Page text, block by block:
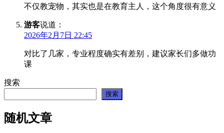
不仅教宠物，其实也是在教育主人，这个角度很有意义
游客说道：
2026年2月7日 22:45
对比了几家，专业程度确实有差别，建议家长们多做功
课
搜索
搜索
随机文章